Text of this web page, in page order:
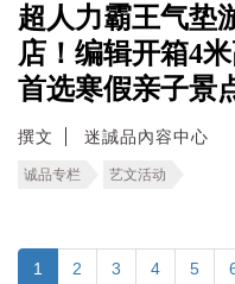
超人力霸王气垫
店！编辑开箱4
首选寒假亲子景
撰文 迷誠品內容中心
诚品专栏 艺文活动
1 2 3 4 5